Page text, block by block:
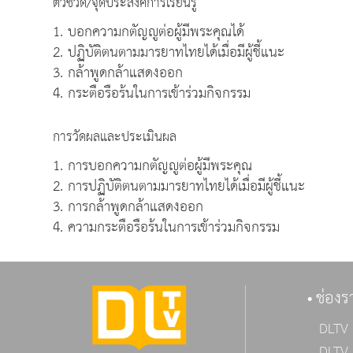
1. บอกความกตัญญูต่อผู้มีพระคุณได้
2. ปฏิบัติตนตามมารยาทไทยได้เมื่อมีผู้ชี้แนะ
3. กล้าพูดกล้าแสดงออก
4. กระตือรือร้นในการเข้าร่วมกิจกรรม
การวัดผลและประเมินผล
1. การบอกความกตัญญูต่อผู้มีพระคุณ
2. การปฏิบัติตนตามมารยาทไทยได้เมื่อมีผู้ชี้แนะ
3. การกล้าพูดกล้าแสดงออก
4. ความกระตือรือร้นในการเข้าร่วมกิจกรรม
ช่อง